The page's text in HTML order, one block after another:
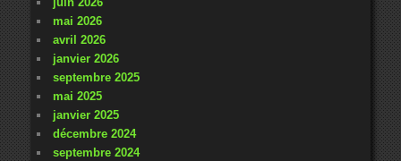
mai 2026
avril 2026
janvier 2026
septembre 2025
mai 2025
janvier 2025
décembre 2024
septembre 2024